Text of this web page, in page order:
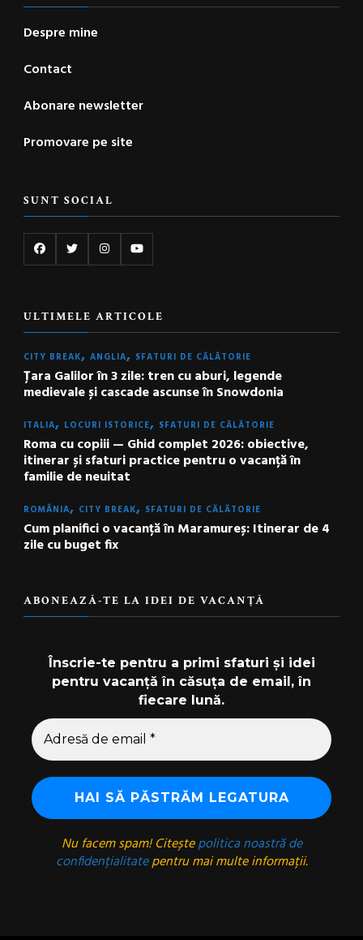
Despre mine
Contact
Abonare newsletter
Promovare pe site
SUNT SOCIAL
ULTIMELE ARTICOLE
CITY BREAK ANGLIA SFATURI DE CĂLĂTORIE
Țara Galilor în 3 zile: tren cu aburi, legende
medievale și cascade ascunse în Snowdonia
ITALIA LOCURI ISTORICE SFATURI DE CĂLĂTORIE
Roma cu copiii — Ghid complet 2026: obiective,
itinerar și sfaturi practice pentru o vacanță în
familie de neuitat
ROMÂNIA CITY BREAK SFATURI DE CĂLĂTORIE
Cum planifici o vacanță în Maramureș: Itinerar de 4
zile cu buget fix
ABONEAZĂ-TE LA IDEI DE VACANȚĂ
Înscrie-te pentru a primi sfaturi și idei
pentru vacanță în căsuța de email, în
fiecare lună.
Nu facem spam! Citeștepolitica noastră de
confidențialitatepentru mai multe informații.